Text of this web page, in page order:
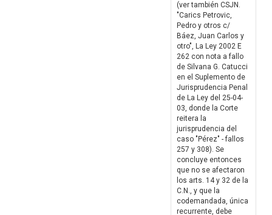
(ver también CSJN.
"Carics Petrovic,
Pedro y otros c/
Báez, Juan Carlos y
otro", La Ley 2002 E
262 con nota a fallo
de Silvana G. Catucci
en el Suplemento de
Jurisprudencia Penal
de La Ley del 25-04-
03, donde la Corte
reitera la
jurisprudencia del
caso "Pérez" - fallos
257 y 308). Se
concluye entonces
que no se afectaron
los arts. 14 y 32 de la
C.N., y que la
codemandada, única
recurrente, debe